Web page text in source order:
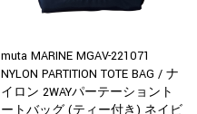
muta MARINE MGAV-221071
NYLON PARTITION TOTE BAG / ナ
イロン 2WAYパーテーショント
ートバッグ (ティー付き) ネイビ